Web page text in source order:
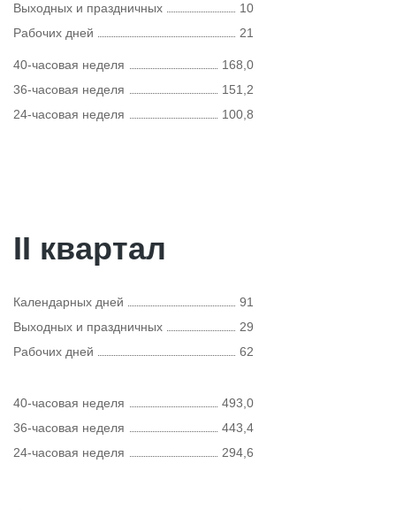
Выходных и праздничных
10
Рабочих дней
21
40-часовая неделя
168,0
36-часовая неделя
151,2
24-часовая неделя
100,8
II квартал
Календарных дней
91
Выходных и праздничных
29
Рабочих дней
62
40-часовая неделя
493,0
36-часовая неделя
443,4
24-часовая неделя
294,6